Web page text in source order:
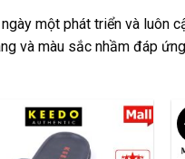
một phát triển và luôn
và màu sắc nhầm đáp